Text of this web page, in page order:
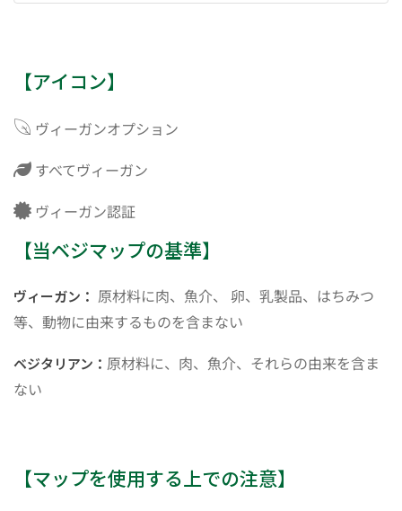
【アイコン】
ヴィーガンオプション
すべてヴィーガン
ヴィーガン認証
【当ベジマップの基準】
ヴィーガン： 原材料に肉、魚介、 卵、乳製品、はちみつ
等、動物に由来するものを含まない
ベジタリアン： 原材料に、肉、魚介、それらの由来を含ま
ない
【マップを使用する上での注意】